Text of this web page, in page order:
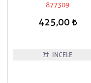
Hilali
877309
425,00
İNCELE